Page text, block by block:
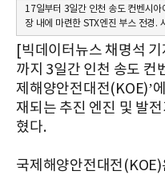
17일부터 3일간 인천 송도 컨벤시아
장 내에 마련한 STX엔진 부스 전경.
[빅데이터뉴스 채명석
까지 3일간 인천 송도 컨
제해양안전대전(KOE)’
재되는 추진 엔진 및 발
혔다.
국제해양안전대전